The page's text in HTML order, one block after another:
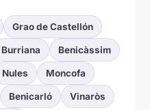
Grao de Castellón
Burriana Benicàssim
Nules Moncofa
Benicarló Vinaròs